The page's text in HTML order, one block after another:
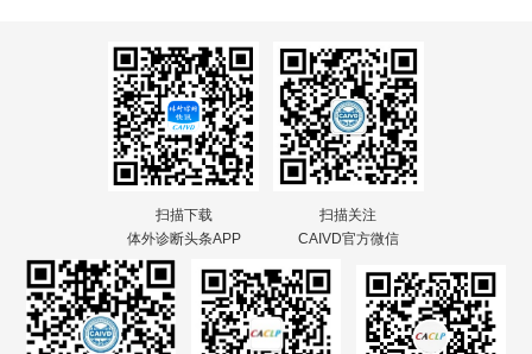
扫描下载
体外诊断头条APP
扫描关注
CAIVD官方微信